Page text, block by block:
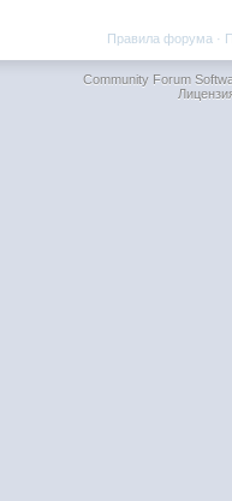
Правила форума ·
Community Forum